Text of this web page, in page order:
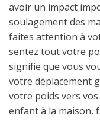
avoir un impact
soulagement des
faites attention à
sentez tout votre
signifie que vous
votre déplacement
votre poids vers
enfant à la maison,